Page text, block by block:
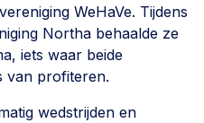
WeHaVe. Tijdens
Northa behaalde ze
iets waar beide
van profiteren.
wedstrijden en